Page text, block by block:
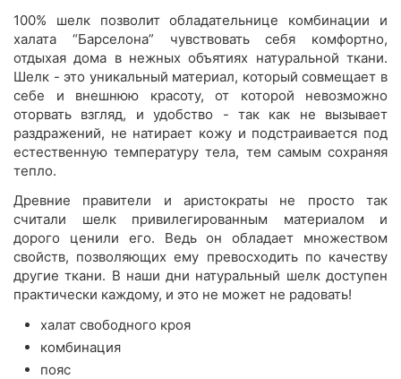
100% шелк позволит обладательнице комбинации и
халата “Барселона” чувствовать себя комфортно,
отдыхая дома в нежных объятиях натуральной ткани.
Шелк - это уникальный материал, который совмещает в
себе и внешнюю красоту, от которой невозможно
оторвать взгляд, и удобство - так как не вызывает
раздражений, не натирает кожу и подстраивается под
естественную температуру тела, тем самым сохраняя
тепло.
Древние правители и аристократы не просто так
считали шелк привилегированным материалом и
дорого ценили его. Ведь он обладает множеством
свойств, позволяющих ему превосходить по качеству
другие ткани. В наши дни натуральный шелк доступен
практически каждому, и это не может не радовать!
халат свободного кроя
комбинация
пояс